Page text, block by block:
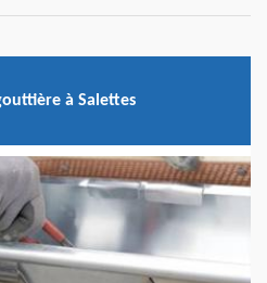
à Salettes